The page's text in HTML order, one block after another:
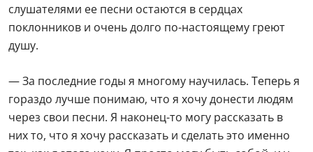
слушателями ее песни остаются в сердцах
поклонников и очень долго по-настоящему греют
душу.
— За последние годы я многому научилась. Теперь я
гораздо лучше понимаю, что я хочу донести людям
через свои песни. Я наконец-то могу рассказать в
них то, что я хочу рассказать и сделать это именно